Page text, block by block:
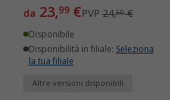
da 23,99 €PVP 24,50€
Disponibile
Disponibilità in filiale: Seleziona
la tua filiale
Altre versioni disponibili